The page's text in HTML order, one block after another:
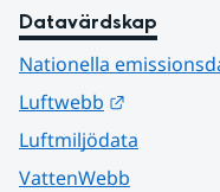
Datavärdskap
Nationella
Luftwebb
Luftmiljödata
VattenWebb